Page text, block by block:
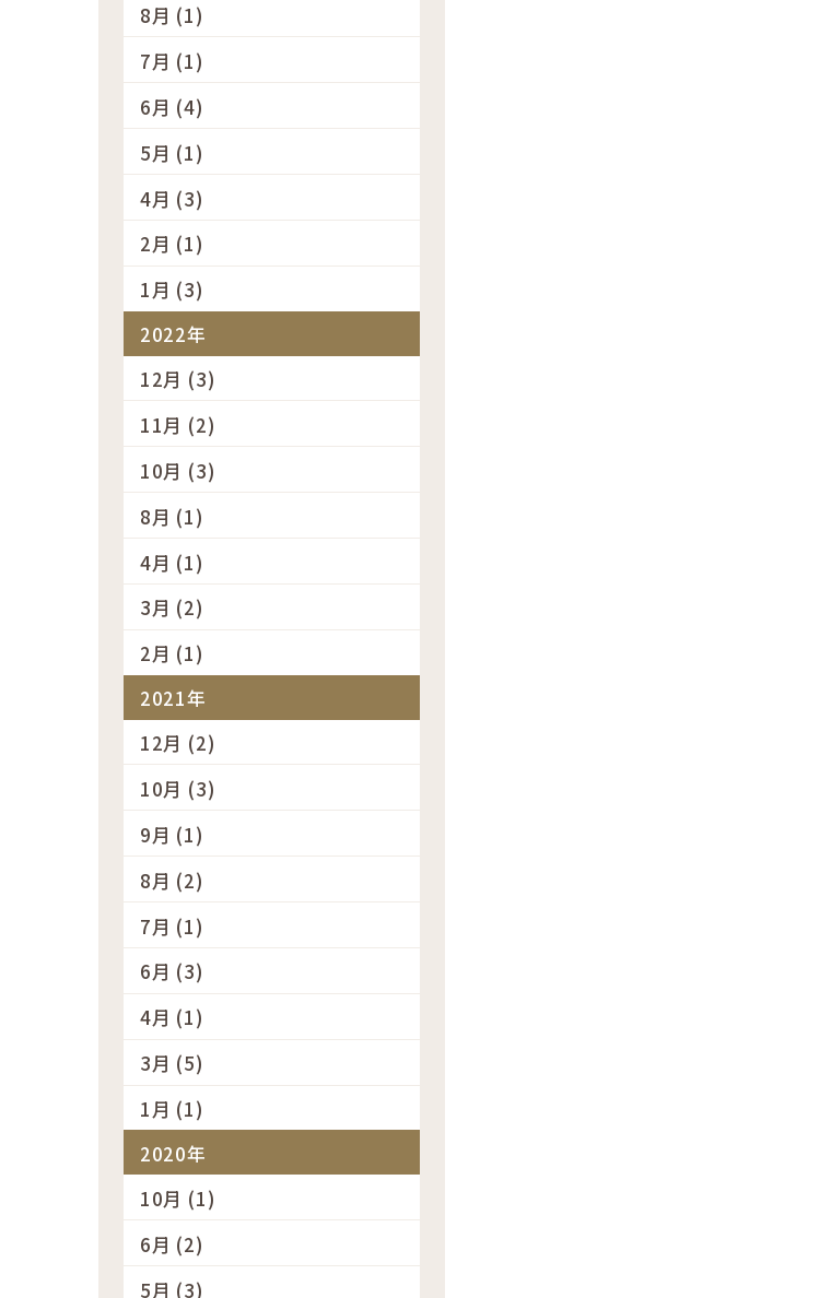
8月 (1)
7月 (1)
6月 (4)
5月 (1)
4月 (3)
2月 (1)
1月 (3)
2022年
12月 (3)
11月 (2)
10月 (3)
8月 (1)
4月 (1)
3月 (2)
2月 (1)
2021年
12月 (2)
10月 (3)
9月 (1)
8月 (2)
7月 (1)
6月 (3)
4月 (1)
3月 (5)
1月 (1)
2020年
10月 (1)
6月 (2)
5月 (3)